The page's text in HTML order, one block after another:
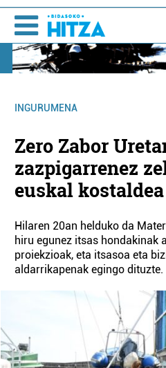
INGURUMENA
Zero Zabor
zazpigarrenez
euskal kostaldea
Hilaren 20an helduko da
hiru egunez itsas hondakinak
proiekzioak, eta itsasoa eta
aldarrikapenak egingo dituzte.